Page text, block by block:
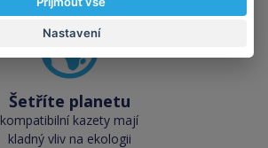
Šetříte planetu
kompatibilní kazety mají
kladný vliv na ekologii
Nastavení